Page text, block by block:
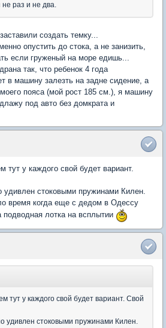
раз и не два.
создать темку...
опустить до стока, а не занизить,
если груженый на море едишь...
так, что ребенок 4 года
в машину залезть на задне сидение, а
пояса (мой рост 185 см.), я машину
под авто без домкрата и
тут у каждого свой будет вариант.
удивлен стоковыми пружинами Килен.
время когда еще с дедом в Одессу
подводная лотка на всплытии
тут у каждого свой будет вариант. Свой
удивлен стоковыми пружинами Килен.